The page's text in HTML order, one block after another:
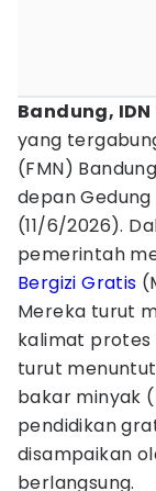
Bandung,
yang
(FMN)
depan Gedung
(11/6/2026).
pemerintah
Bergizi Gratis
Mereka turut
kalimat protes
turut
bakar minyak
pendidikan
disampaikan
berlangsung.